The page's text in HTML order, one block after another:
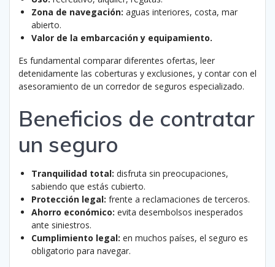
Zona de navegación: aguas interiores, costa, mar
abierto.
Valor de la embarcación y equipamiento.
Es fundamental comparar diferentes ofertas, leer
detenidamente las coberturas y exclusiones, y contar con el
asesoramiento de un corredor de seguros especializado.
Beneficios de contratar
un seguro
Tranquilidad total: disfruta sin preocupaciones,
sabiendo que estás cubierto.
Protección legal: frente a reclamaciones de terceros.
Ahorro económico: evita desembolsos inesperados
ante siniestros.
Cumplimiento legal: en muchos países, el seguro es
obligatorio para navegar.